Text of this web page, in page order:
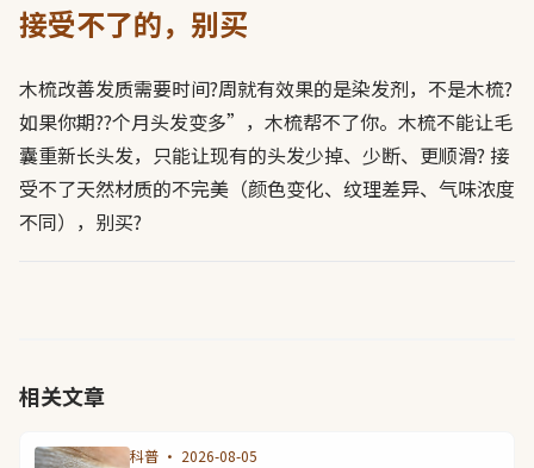
接受不了的，别买
木梳改善发质需要时间?周就有效果的是染发剂，不是木梳?
如果你期??个月头发变多”，木梳帮不了你。木梳不能让毛
囊重新长头发，只能让现有的头发少掉、少断、更顺滑? 接
受不了天然材质的不完美（颜色变化、纹理差异、气味浓度
不同），别买?
相关文章
科普 · 2026-08-05